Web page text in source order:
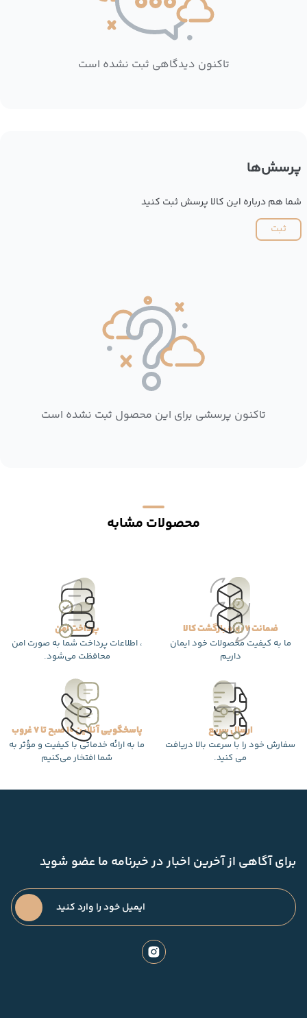
تاکنون دیدگاهی ثبت نشده است
پرسش‌ها
شما هم درباره این کالا پرسش ثبت کنید
ثبت
تاکنون پرسشی برای این محصول ثبت نشده است
محصولات مشابه
ضمانت 7 روزه بازگشت کالا
ما به کیفیت محصولات خود ایمان
داریم
پرداخت امن
، اطلاعات پرداخت شما به صورت امن
محافظت می‌شود.
ارسال سریع
سفارش خود را با سرعت بالا دریافت
می کنید.
پاسخگویی آنلاین 10 صبح تا 7 غروب
ما به ارائه خدماتی با کیفیت و مؤثر به
شما افتخار می‌کنیم
برای آگاهی از آخرین اخبار در خبرنامه ما عضو شوید